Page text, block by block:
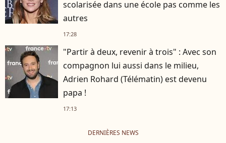
scolarisée dans une école pas comme les
autres
17:28
"Partir à deux, revenir à trois" : Avec son
compagnon lui aussi dans le milieu,
Adrien Rohard (Télématin) est devenu
papa !
17:13
DERNIÈRES NEWS